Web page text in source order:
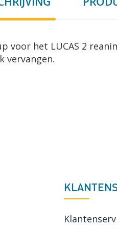
voor het LUCAS 2
vervangen.